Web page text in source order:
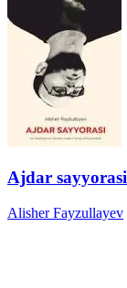
Ajdar sayyorasi
Alisher Fayzullayev